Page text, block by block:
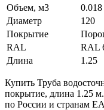
Объем, м3
0.018
Диаметр
120
Покрытие
RAL
RAL
Длина
1.25
Купить Труба
покрытие, длина 1.25
по России и странам